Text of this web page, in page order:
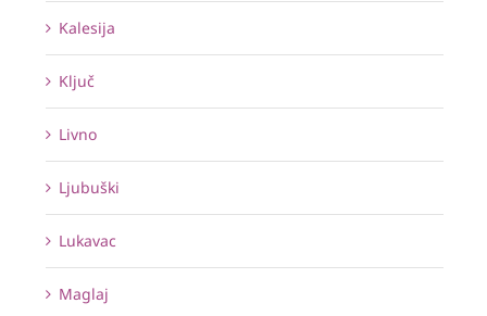
Kalesija
Ključ
Livno
Ljubuški
Lukavac
Maglaj